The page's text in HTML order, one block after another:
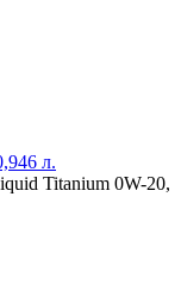
л.
Titanium 0W-20,